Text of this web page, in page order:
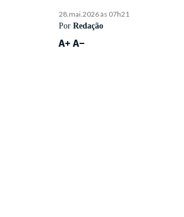
28.mai.2026 às 07h21
PorRedação